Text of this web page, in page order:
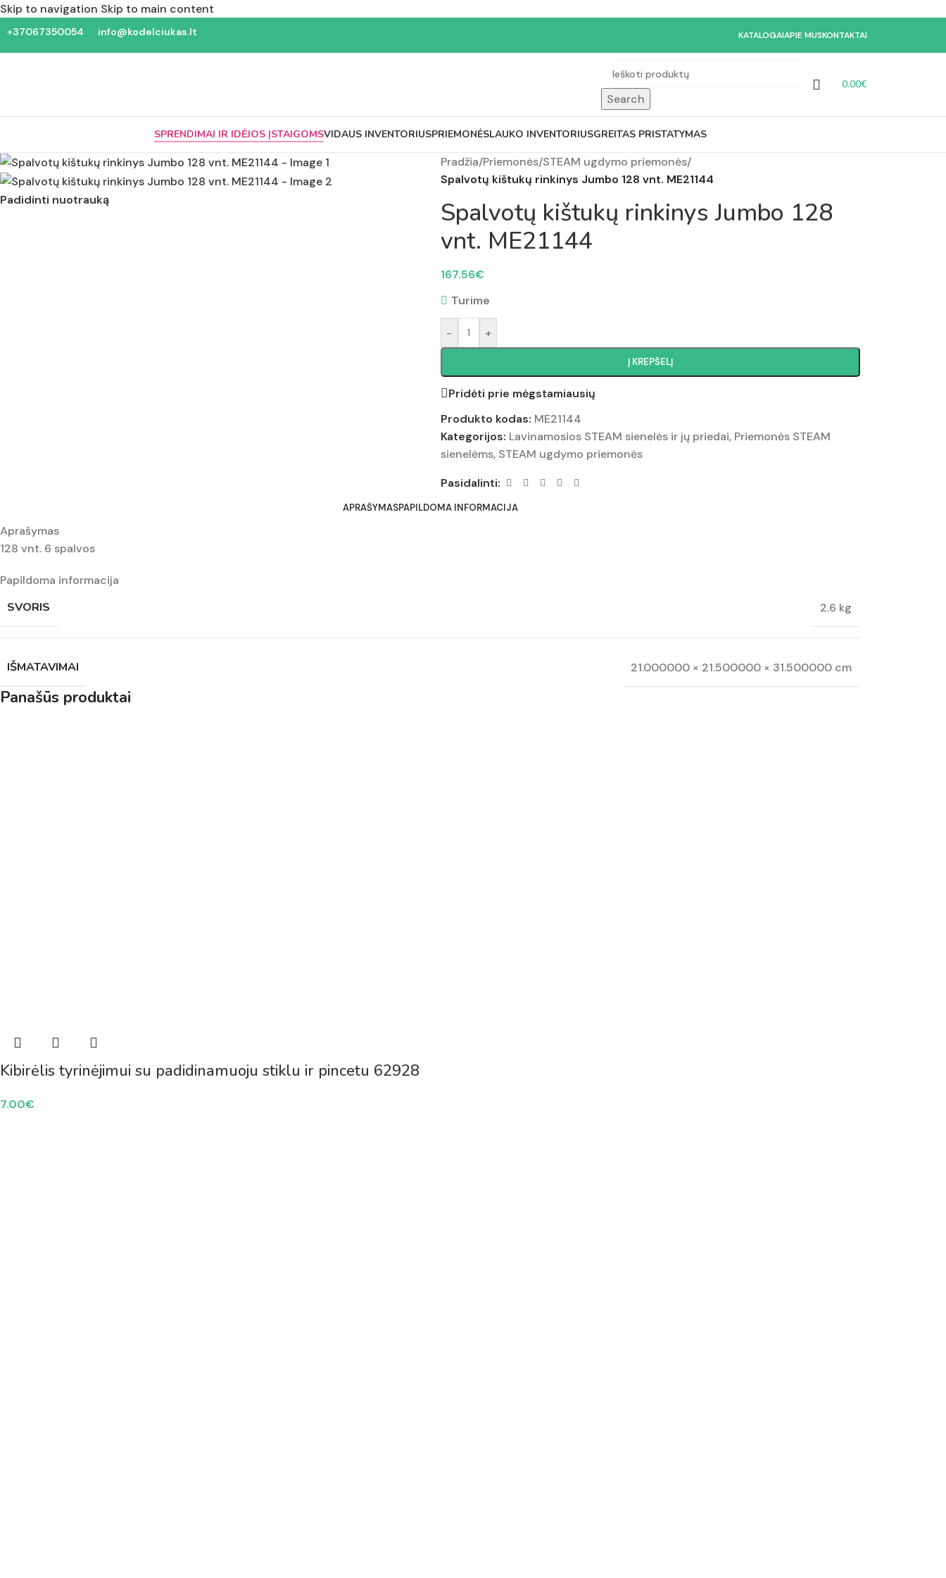
Skip to navigation Skip to main content
+37067350054 info@kodelciukas.lt KATALOGAIAPIE MUSKONTAKTAI
Search
0.00€
SPRENDIMAI IR IDĖJOS ĮSTAIGOMSVIDAUS INVENTORIUSPRIEMONĖSLAUKO INVENTORIUSGREITAS PRISTATYMAS
Padidinti nuotrauką
Pradžia/Priemonės/STEAM ugdymo priemonės/
Spalvotų kištukų rinkinys Jumbo 128 vnt. ME21144
Spalvotų kištukų rinkinys Jumbo 128
vnt. ME21144
167.56€
Turime
- +
Į KREPŠELĮ
Pridėti prie mėgstamiausių
Produkto kodas: ME21144
Kategorijos: Lavinamosios STEAM sienelės ir jų priedai, Priemonės STEAM
sienelėms, STEAM ugdymo priemonės
Pasidalinti:
APRAŠYMASPAPILDOMA INFORMACIJA
Aprašymas
128 vnt. 6 spalvos
Papildoma informacija
SVORIS 2.6 kg
IŠMATAVIMAI 21.000000 × 21.500000 × 31.500000 cm
Panašūs produktai
Kibirėlis tyrinėjimui su padidinamuoju stiklu ir pincetu 62928
7.00€